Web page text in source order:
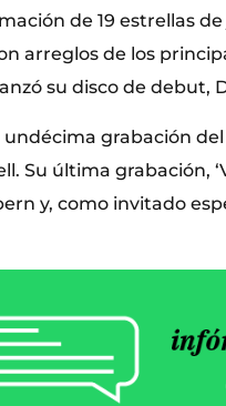
de 19 estrellas
arreglos de los
su disco de debut,
undécima grabación
Su última grabación,
y, como invitado